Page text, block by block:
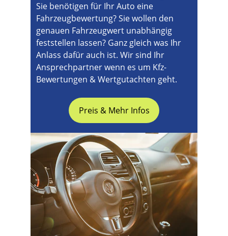
Sie benötigen für Ihr Auto eine
Fahrzeugbewertung? Sie wollen den
genauen Fahrzeugwert unabhängig
feststellen lassen? Ganz gleich was Ihr
Anlass dafür auch ist. Wir sind Ihr
Ansprechpartner wenn es um Kfz-
Bewertungen & Wertgutachten geht.
Preis & Mehr Infos